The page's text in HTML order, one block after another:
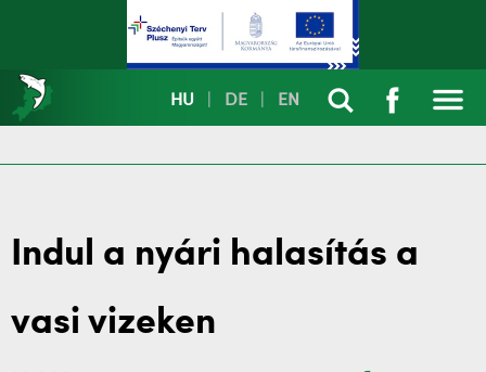
HU DE EN
Indul a nyári halasítás a
vasi vizeken